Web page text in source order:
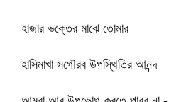
হাজার ভক্তের মাঝে তোমার
হাসিমাখা সগৌরব উপস্থিতির আনন্দ